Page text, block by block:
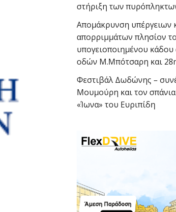
στήριξη των
Απομάκρυνση υπέργειων
απορριμμάτων πλησίον
υπογειοποιημένου
οδών Μ.Μπότσαρη και
Φεστιβάλ Δωδώνης –
Μουμούρη και τον
«Ίωνα» του Ευριπίδη